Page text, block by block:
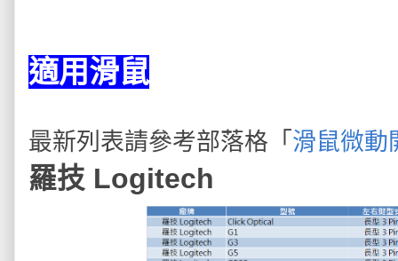
適用滑鼠
最新列表請參考部落格「 滑鼠微動
羅技 Logitech